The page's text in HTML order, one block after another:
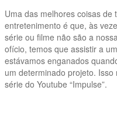
Uma das melhores coisas de
entretenimento é que, às
série ou filme não são a
ofício, temos que assistir a
estávamos enganados
um determinado projeto.
série do Youtube “Impulse”.